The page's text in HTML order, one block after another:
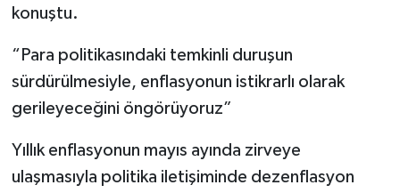
konuştu.
“Para politikasındaki temkinli duruşun
sürdürülmesiyle, enflasyonun istikrarlı olarak
gerileyeceğini öngörüyoruz”
Yıllık enflasyonun mayıs ayında zirveye
ulaşmasıyla politika iletişiminde dezenflasyon